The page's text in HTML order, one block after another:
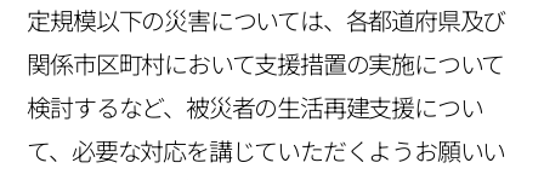
定規模以下の災害については、各都道府県及び
関係市区町村において支援措置の実施について
検討するなど、被災者の生活再建支援につい
て、必要な対応を講じていただくようお願いい